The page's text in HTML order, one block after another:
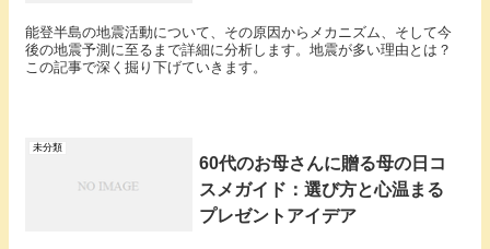
能登半島の地震活動について、その原因からメカニズム、そして今
後の地震予測に至るまで詳細に分析します。地震が多い理由とは？
この記事で深く掘り下げていきます。
未分類
60代のお母さんに贈る母の日コ
スメガイド：選び方と心温まる
プレゼントアイデア